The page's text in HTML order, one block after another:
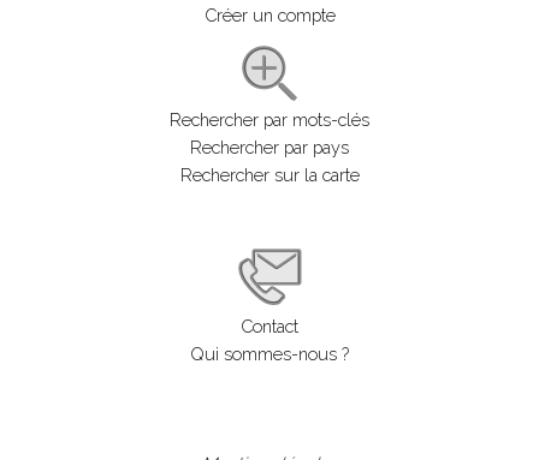
Créer un compte
Rechercher par mots-clés
Rechercher par pays
Rechercher sur la carte
Contact
Qui sommes-nous ?